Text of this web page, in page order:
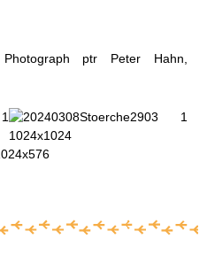
ptr Peter Hahn,